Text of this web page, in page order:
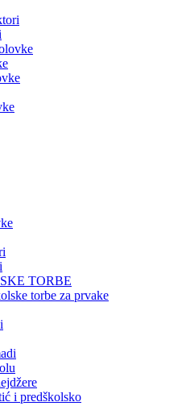
TORBE
torbe za prvake
i predškolsko